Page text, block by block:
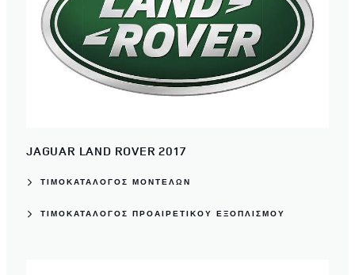
JAGUAR LAND ROVER 2017
ΤΙΜΟΚΑΤΆΛΟΓΟΣ ΜΟΝΤΈΛΩΝ
ΤΙΜΟΚΑΤΆΛΟΓΟΣ ΠΡΟΑΙΡΕΤΙΚΟΎ ΕΞΟΠΛΙΣΜΟΎ